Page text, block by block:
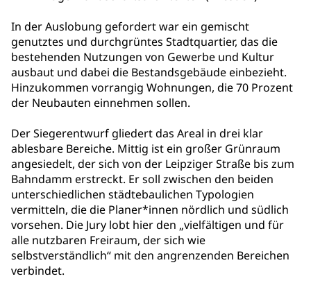
In der Auslobung gefordert war ein gemischt
genutztes und durchgrüntes Stadtquartier, das die
bestehenden Nutzungen von Gewerbe und Kultur
ausbaut und dabei die Bestandsgebäude einbezieht.
Hinzukommen vorrangig Wohnungen, die 70 Prozent
der Neubauten einnehmen sollen.
Der Siegerentwurf gliedert das Areal in drei klar
ablesbare Bereiche. Mittig ist ein großer Grünraum
angesiedelt, der sich von der Leipziger Straße bis zum
Bahndamm erstreckt. Er soll zwischen den beiden
unterschiedlichen städtebaulichen Typologien
vermitteln, die die Planer*innen nördlich und südlich
vorsehen. Die Jury lobt hier den „vielfältigen und für
alle nutzbaren Freiraum, der sich wie
selbstverständlich“ mit den angrenzenden Bereichen
verbindet.